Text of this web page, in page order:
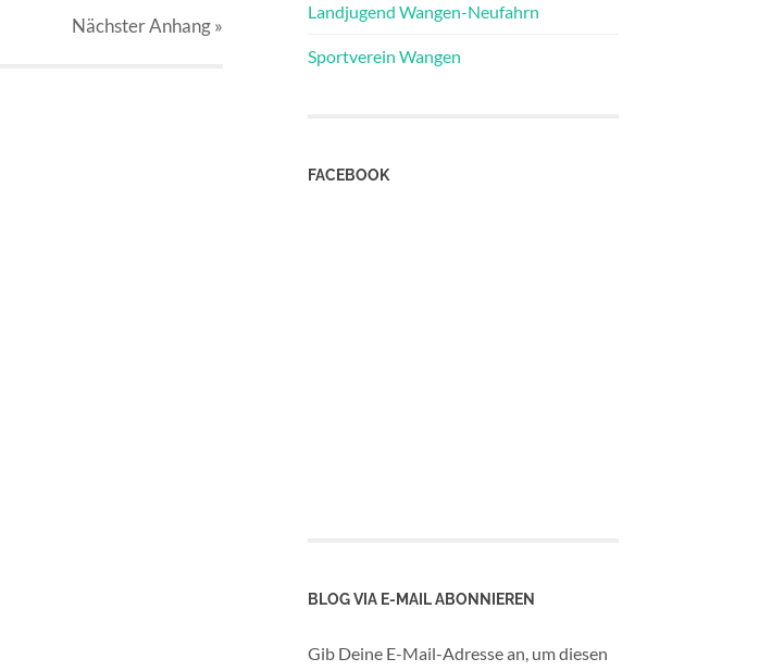
NächsterAnhang»
Landjugend Wangen-Neufahrn
Sportverein Wangen
FACEBOOK
BLOG VIA E-MAIL ABONNIEREN
Gib Deine E-Mail-Adresse an, um diesen